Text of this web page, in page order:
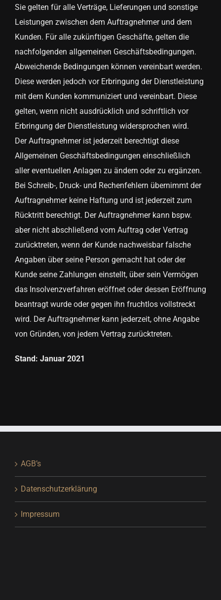
Sie gelten für alle Verträge, Lieferungen und sonstige
Leistungen zwischen dem Auftragnehmer und dem
Kunden. Für alle zukünftigen Geschäfte, gelten die
nachfolgenden allgemeinen Geschäftsbedingungen.
Abweichende Bedingungen können vereinbart werden.
Diese werden jedoch vor Erbringung der Dienstleistung
mit dem Kunden kommuniziert und vereinbart. Diese
gelten, wenn nicht ausdrücklich und schriftlich vor
Erbringung der Dienstleistung widersprochen wird.
Der Auftragnehmer ist jederzeit berechtigt diese
Allgemeinen Geschäftsbedingungen einschließlich
aller eventuellen Anlagen zu ändern oder zu ergänzen.
Bei Schreib-, Druck- und Rechenfehlern übernimmt der
Auftragnehmer keine Haftung und ist jederzeit zum
Rücktritt berechtigt. Der Auftragnehmer kann bspw.
aber nicht abschließend vom Auftrag oder Vertrag
zurücktreten, wenn der Kunde nachweisbar falsche
Angaben über seine Person gemacht hat oder der
Kunde seine Zahlungen einstellt, über sein Vermögen
das Insolvenzverfahren eröffnet oder dessen Eröffnung
beantragt wurde oder gegen ihn fruchtlos vollstreckt
wird. Der Auftragnehmer kann jederzeit, ohne Angabe
von Gründen, von jedem Vertrag zurücktreten.
Stand: Januar 2021
AGB’s
Datenschutzerklärung
Impressum